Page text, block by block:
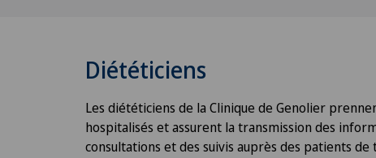
Diététiciens
Les diététiciens de la Clinique de Genolier
hospitalisés et assurent la transmission des
consultations et des suivis auprès des patients